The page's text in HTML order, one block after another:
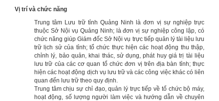
Vị trí và chức năng
Trung tâm Lưu trữ tỉnh Quảng Ninh là đơn vị sự nghiệp trực
thuộc Sở Nội vụ Quảng Ninh; là đơn vị sự nghiệp công lập, có
chức năng giúp Giám đốc Sở Nội vụ trực tiếp quản lý tài liệu lưu
trữ lịch sử của tỉnh; tổ chức thực hiện các hoạt động thu thập,
chỉnh lý, bảo quản, khai thác, sử dụng, phát huy giá trị tài liệu
lưu trữ của các cơ quan tổ chức đơn vị trên địa bàn tỉnh; thực
hiện các hoạt động dịch vụ lưu trữ và các công việc khác có liên
quan đến lưu trữ theo quy định.
Trung tâm chịu sự chỉ đạo, quản lý trực tiếp về tổ chức bộ máy,
hoạt động, số lượng người làm việc và hướng dẫn về chuyên